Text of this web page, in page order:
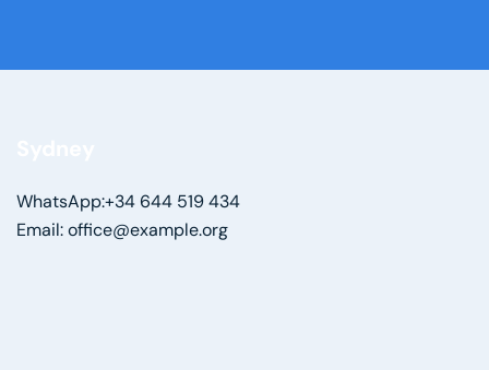
WhatsApp:+34 644 519 434
Email: office@example.org